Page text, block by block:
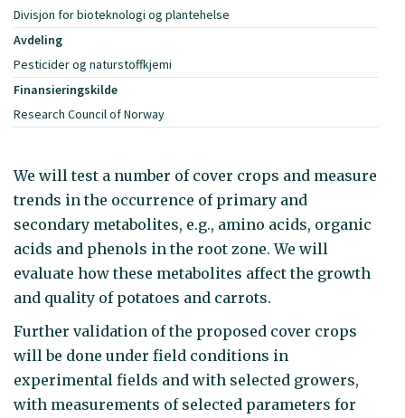
Divisjon for bioteknologi og plantehelse
Avdeling
Pesticider og naturstoffkjemi
Finansieringskilde
Research Council of Norway
We will test a number of cover crops and measure
trends in the occurrence of primary and
secondary metabolites, e.g., amino acids, organic
acids and phenols in the root zone. We will
evaluate how these metabolites affect the growth
and quality of potatoes and carrots.
Further validation of the proposed cover crops
will be done under field conditions in
experimental fields and with selected growers,
with measurements of selected parameters for